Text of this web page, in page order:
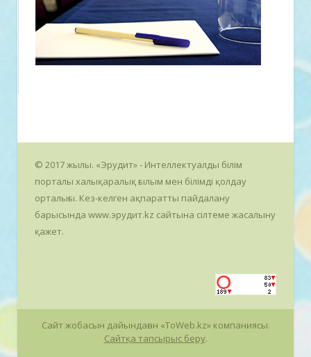
© 2017 жылы. «Эрудит» - Интеллектуалды білім
порталы халықаралық ғылым мен білімді қолдау
орталығы. Кез-келген ақпаратты пайдалану
барысында www.эрудит.kz сайтына сілтеме жасалыну
қажет.
Сайт жобасын дайындаған «ToWeb.kz» компаниясы.
Сайтқа тапсырыс беру.